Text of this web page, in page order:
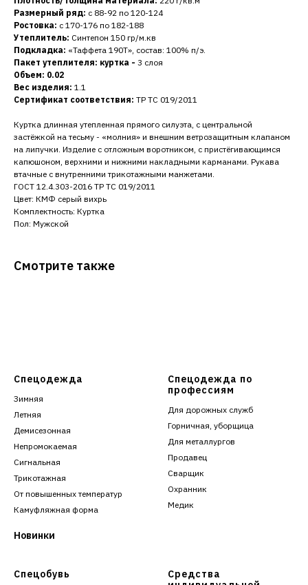
Размерный ряд: с 88-92 по 120-124
Ростовка: с 170-176 по 182-188
Утеплитель: Синтепон 150 гр/м.кв
Подкладка: «Таффета 190Т», состав: 100% п/э.
Пакет утеплителя: куртка - 3 слоя
Объем: 0.02
Вес изделия: 1.1
Сертификат соответствия: ТР ТС 019/2011
Куртка длинная утепленная прямого силуэта, с центральной
застёжкой на тесьму - «молния» и внешним ветрозащитным клапаном
на липучки. Изделие с отложным воротником, с пристёгивающимся
капюшоном, верхними и нижними накладными карманами. Рукава
втачные с внутренними трикотажными манжетами.
ГОСТ 12.4.303-2016 ТР ТС 019/2011
Цвет: КМФ серый вихрь
Комплектность: Куртка
Пол: Мужской
Смотрите также
Спецодежда
Зимняя
Летняя
Демисезонная
Непромокаемая
Сигнальная
Трикотажная
От повышенных температур
Камуфляжная форма
Новинки
Спецодежда по
профессиям
Для дорожных служб
Горничная, уборщица
Для металлургов
Продавец
Сварщик
Охранник
Медик
Спецобувь
Средства